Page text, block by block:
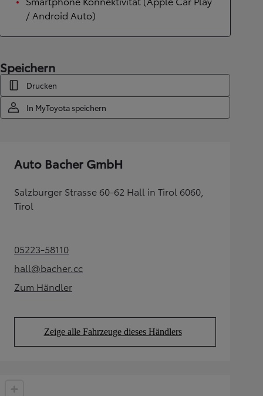
/ Android Auto)
Speichern
Drucken
In MyToyota speichern
Auto Bacher GmbH
Salzburger Strasse 60-62 Hall in Tirol 6060,
Tirol
05223-58110(Opens in new tab)
hall@bacher.cc(Opens in new tab)
Zum Händler(Opens in new tab)
Zeige alle Fahrzeuge dieses Händlers
(Opens in new tab)